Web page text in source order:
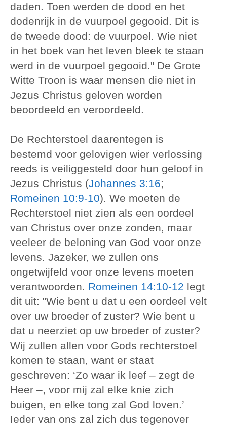
daden. Toen werden de dood en het
dodenrijk in de vuurpoel gegooid. Dit is
de tweede dood: de vuurpoel. Wie niet
in het boek van het leven bleek te staan
werd in de vuurpoel gegooid." De Grote
Witte Troon is waar mensen die niet in
Jezus Christus geloven worden
beoordeeld en veroordeeld.
De Rechterstoel daarentegen is
bestemd voor gelovigen wier verlossing
reeds is veiliggesteld door hun geloof in
Jezus Christus (Johannes 3:16;
Romeinen 10:9-10). We moeten de
Rechterstoel niet zien als een oordeel
van Christus over onze zonden, maar
veeleer de beloning van God voor onze
levens. Jazeker, we zullen ons
ongetwijfeld voor onze levens moeten
verantwoorden. Romeinen 14:10-12 legt
dit uit: "Wie bent u dat u een oordeel velt
over uw broeder of zuster? Wie bent u
dat u neerziet op uw broeder of zuster?
Wij zullen allen voor Gods rechterstoel
komen te staan, want er staat
geschreven: ‘Zo waar ik leef – zegt de
Heer –, voor mij zal elke knie zich
buigen, en elke tong zal God loven.’
Ieder van ons zal zich dus tegenover